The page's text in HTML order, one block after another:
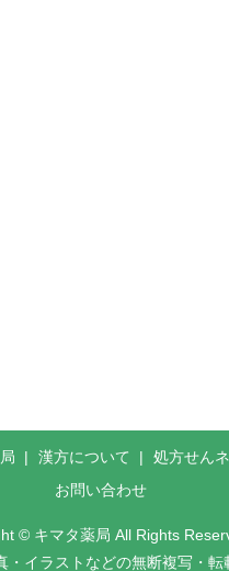
漢方について 処方せん
お問い合わせ
© キマタ薬局 All Rights
・イラストなどの無断複写・転